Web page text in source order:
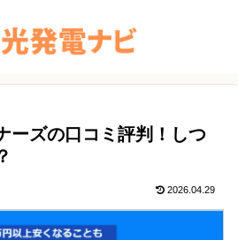
ーズの口コミ評判！しつ
2026.04.29